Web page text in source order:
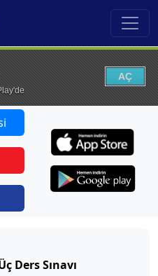
AÇ
Ders Sınavı